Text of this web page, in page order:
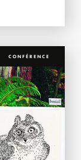
CONFÉRENCE